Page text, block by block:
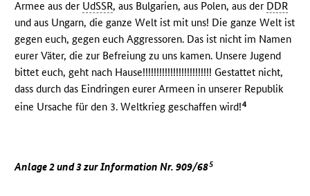
Armee aus der UdSSR, aus Bulgarien, aus Polen, aus der DDR
und aus Ungarn, die ganze Welt ist mit uns! Die ganze Welt ist
gegen euch, gegen euch Aggressoren. Das ist nicht im Namen
eurer Väter, die zur Befreiung zu uns kamen. Unsere Jugend
bittet euch, geht nach Hause!!!!!!!!!!!!!!!!!!!!!!!!! Gestattet nicht,
dass durch das Eindringen eurer Armeen in unserer Republik
eine Ursache für den 3. Weltkrieg geschaffen wird!4
Anlage 2 und 3 zur Information Nr. 909/685